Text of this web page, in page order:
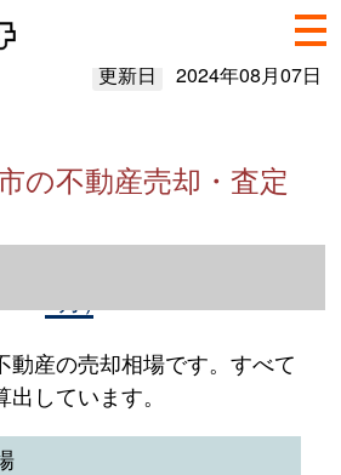
更新日 2024年08月07日
の不動産売却・査定
動産売却情報（2023年1～
動産の売却相場です。すべて
しています。